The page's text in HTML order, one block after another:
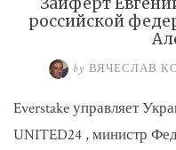
российской
by ВЯЧЕСЛАВ
Everstake управляет
UNITED24 , министр